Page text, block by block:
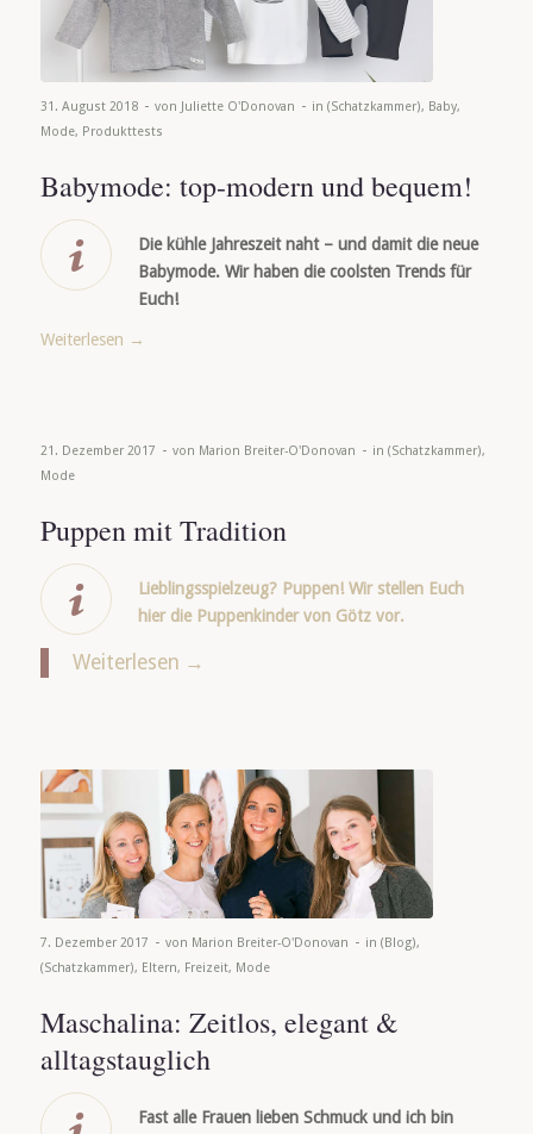
31. August 2018 - von Juliette O'Donovan - in (Schatzkammer), Baby,
Mode, Produkttests
Babymode: top-modern und bequem!
Die kühle Jahreszeit naht – und damit die neue
Babymode. Wir haben die coolsten Trends für
Euch!
Weiterlesen →
21. Dezember 2017 - von Marion Breiter-O'Donovan - in (Schatzkammer),
Mode
Puppen mit Tradition
Lieblingsspielzeug? Puppen! Wir stellen Euch
hier die Puppenkinder von Götz vor.
Weiterlesen →
7. Dezember 2017 - von Marion Breiter-O'Donovan - in (Blog),
(Schatzkammer), Eltern, Freizeit, Mode
Maschalina: Zeitlos, elegant &
alltagstauglich
Fast alle Frauen lieben Schmuck und ich bin